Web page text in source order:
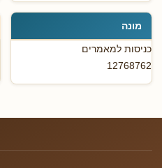
מונה
כניסות למאמרים
12768762